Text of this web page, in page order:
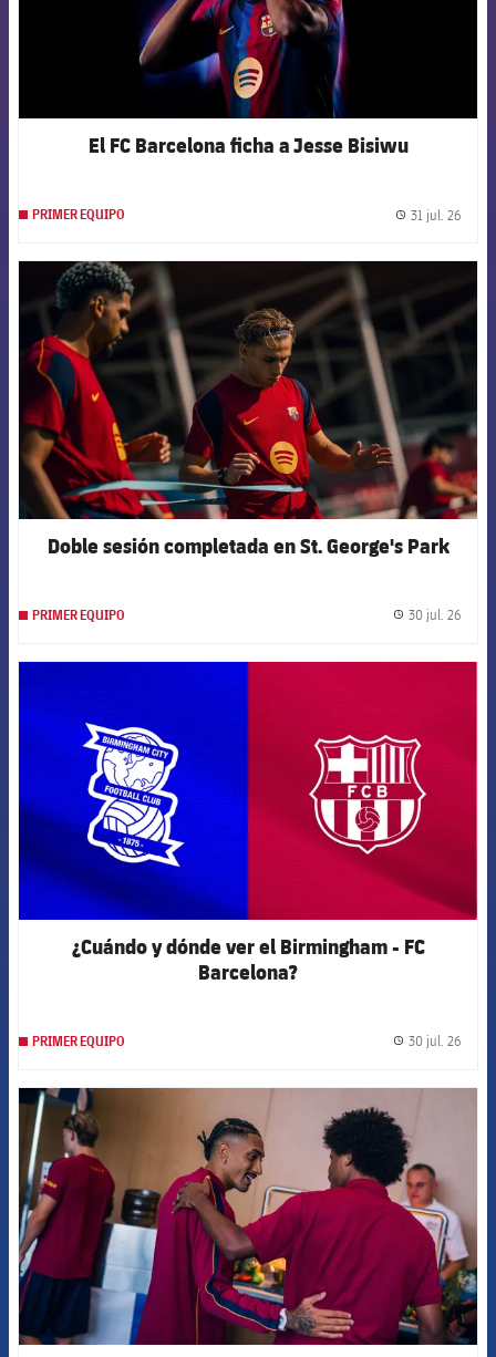
El FC Barcelona ficha a Jesse Bisiwu
PRIMER EQUIPO 31 jul. 26
FCB Barcelona badge
Doble sesión completada en St. George's Park
PRIMER EQUIPO 30 jul. 26
¿Cuándo y dónde ver el Birmingham - FC
Barcelona?
PRIMER EQUIPO 30 jul. 26